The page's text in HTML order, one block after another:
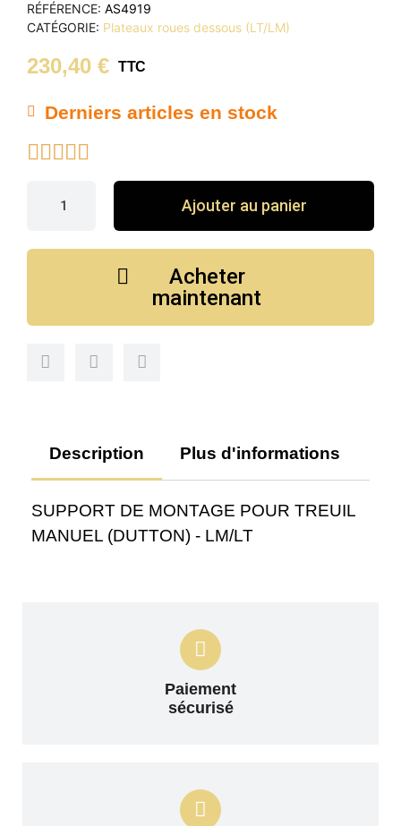
RÉFÉRENCE AS4919
CATÉGORIE Plateaux roues dessous (LT/LM)
230,40 € TTC
Derniers articles en stock

Ajouter au panier
Acheter
maintenant
Description Plus d'informations
SUPPORT DE MONTAGE POUR TREUIL
MANUEL (DUTTON) - LM/LT
Paiement
sécurisé